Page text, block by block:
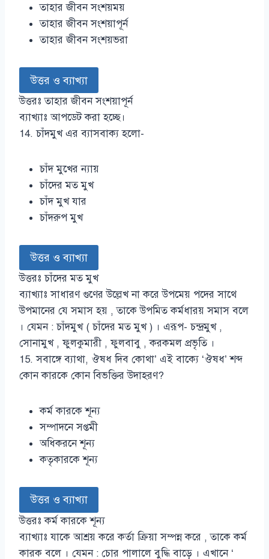
তাহার জীবন সংশয়ময়
তাহার জীবন সংশয়াপূর্ন
তাহার জীবন সংশয়ভরা
উত্তর ও ব্যাখ্যা
উত্তরঃ তাহার জীবন সংশয়াপূর্ন
ব্যাখ্যাঃ আপডেট করা হচ্ছে।
14. চাঁদমুখ এর ব্যাসবাক্য হলো-
চাঁদ মুখের ন্যায়
চাঁদের মত মুখ
চাঁদ মুখ যার
চাঁদরুপ মুখ
উত্তর ও ব্যাখ্যা
উত্তরঃ চাঁদের মত মুখ
ব্যাখ্যাঃ সাধারণ গুণের উল্লেখ না করে উপমেয় পদের সাথে
উপমানের যে সমাস হয় , তাকে উপমিত কর্মধারয় সমাস বলে
। যেমন : চাঁদমুখ ( চাঁদের মত মুখ ) । এরূপ- চন্দ্রমুখ ,
সোনামুখ , ফুলকুমারী , ফুলবাবু , করকমল প্রভৃতি ।
15. সবাঙ্গে ব্যাথা, ঔষধ দিব কোথা’ এই বাক্যে ‘ঔষধ’ শব্দ
কোন কারকে কোন বিভক্তির উদাহরণ?
কর্ম কারকে শূন্য
সম্পাদনে সপ্তমী
অধিকরনে শূন্য
কতৃকারকে শূন্য
উত্তর ও ব্যাখ্যা
উত্তরঃ কর্ম কারকে শূন্য
ব্যাখ্যাঃ যাকে আশ্রয় করে কর্তা ক্রিয়া সম্পন্ন করে , তাকে কর্ম
কারক বলে । যেমন : চোর পালালে বুদ্ধি বাড়ে । এখানে ‘